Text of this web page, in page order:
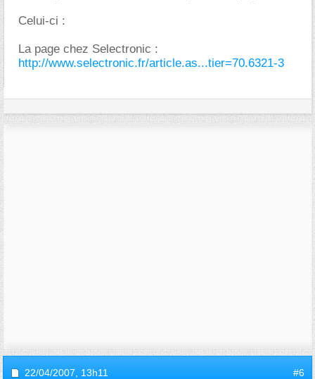
Celui-ci :
La page chez Selectronic :
http://www.selectronic.fr/article.as...tier=70.6321-3
22/04/2007, 13h11 #6